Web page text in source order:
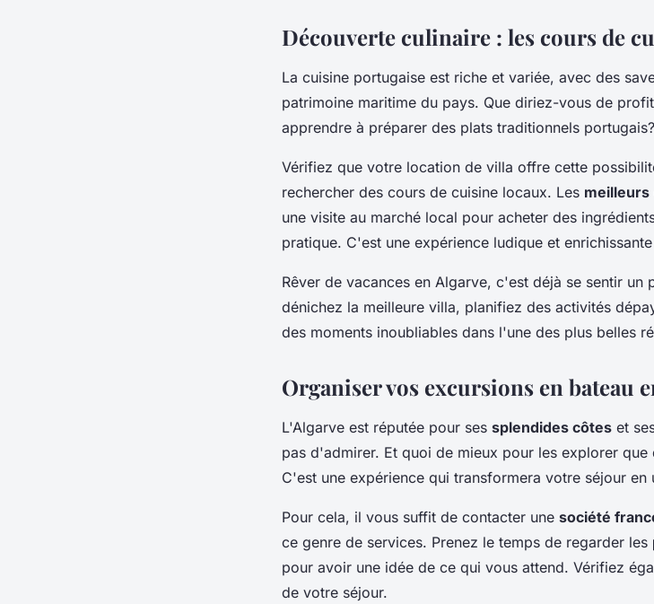
Découverte culinaire : les cours de
La cuisine portugaise est riche et variée, avec des
patrimoine maritime du pays. Que diriez-vous de
apprendre à préparer des plats traditionnels portugais?
Vérifiez que votre location de villa offre cette
rechercher des cours de cuisine locaux. Les meilleurs
une visite au marché local pour acheter des
pratique. C'est une expérience ludique et
Rêver de vacances en Algarve, c'est déjà se sentir un
dénichez la meilleure villa, planifiez des activités
des moments inoubliables dans l'une des plus belles
Organiser vos excursions en bateau
L'Algarve est réputée pour ses splendides côtes et
pas d'admirer. Et quoi de mieux pour les explorer
C'est une expérience qui transformera votre séjour
Pour cela, il vous suffit de contacter une société
ce genre de services. Prenez le temps de regarder les
pour avoir une idée de ce qui vous attend. Vérifiez
de votre séjour.